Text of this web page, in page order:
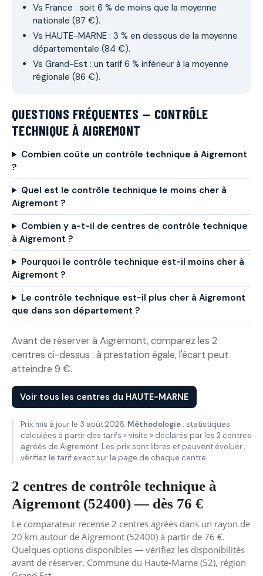
Vs France : soit 6 % de moins que la moyenne
nationale (87 €).
Vs HAUTE-MARNE : 3 % en dessous de la moyenne
départementale (84 €).
Vs Grand-Est : un tarif 6 % inférieur à la moyenne
régionale (86 €).
QUESTIONS FRÉQUENTES — CONTRÔLE
TECHNIQUE À AIGREMONT
Combien coûte un contrôle technique à Aigremont
?
Quel est le contrôle technique le moins cher à
Aigremont ?
Combien y a-t-il de centres de contrôle technique
à Aigremont ?
Pourquoi le contrôle technique est-il moins cher à
Aigremont ?
Le contrôle technique est-il plus cher à Aigremont
que dans son département ?
Avant de réserver à Aigremont, comparez les 2
centres ci-dessus : à prestation égale, l'écart peut
atteindre 9 €.
Voir tous les centres du HAUTE-MARNE
Prix mis à jour le 3 août 2026. Méthodologie : statistiques
calculées à partir des tarifs « visite » déclarés par les 2 centres
agréés de Aigremont. Les prix sont libres et peuvent évoluer ;
vérifiez le tarif exact sur la page de chaque centre.
2 centres de contrôle technique à
Aigremont (52400) — dès 76 €
Le comparateur recense 2 centres agréés dans un rayon de
20 km autour de Aigremont (52400) à partir de 76 €.
Quelques options disponibles — vérifiez les disponibilités
avant de réserver. Commune du Haute-Marne (52), région